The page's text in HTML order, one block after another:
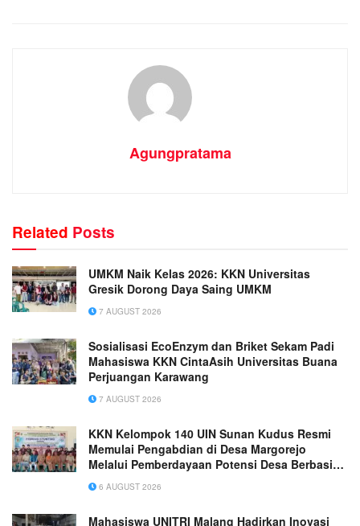
Agungpratama
Related Posts
UMKM Naik Kelas 2026: KKN Universitas
Gresik Dorong Daya Saing UMKM
7 AUGUST 2026
Sosialisasi EcoEnzym dan Briket Sekam Padi
Mahasiswa KKN CintaAsih Universitas Buana
Perjuangan Karawang
7 AUGUST 2026
KKN Kelompok 140 UIN Sunan Kudus Resmi
Memulai Pengabdian di Desa Margorejo
Melalui Pemberdayaan Potensi Desa Berbasis
Ekoteologi
6 AUGUST 2026
Mahasiswa UNITRI Malang Hadirkan Inovasi